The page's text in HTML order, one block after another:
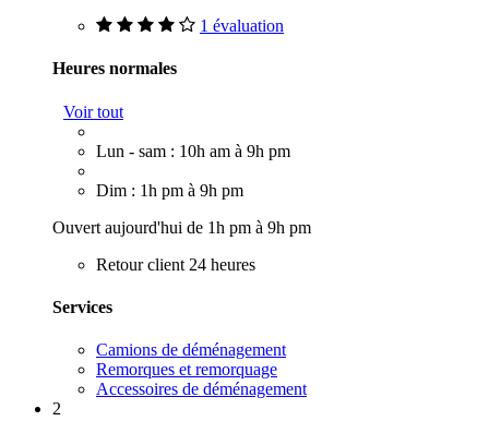
1 évaluation
Heures normales
Voir tout
Lun - sam : 10h am à 9h pm
Dim : 1h pm à 9h pm
Ouvert aujourd'hui de 1h pm à 9h pm
Retour client 24 heures
Services
Camions de déménagement
Remorques et remorquage
Accessoires de déménagement
2